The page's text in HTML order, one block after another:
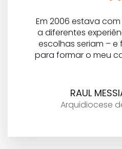
Em 2006 estava
a diferentes
escolhas seriam – e
para formar o meu
RAUL
Arquidiocese